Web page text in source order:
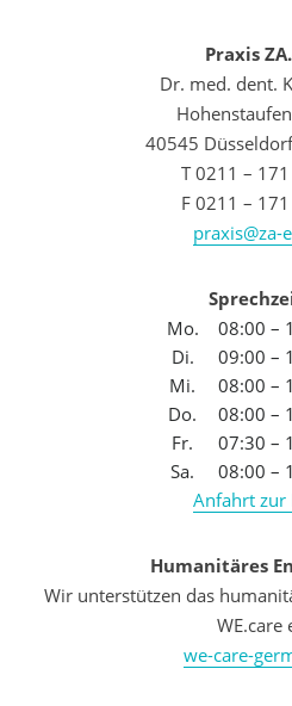
Praxis
Dr. med. dent.
40545
T 0211 –
F 0211 –
praxis@za-
Mo.
08:00 –
Di.
09:00 –
Mi.
08:00 –
Do.
08:00 –
Fr.
07:30 –
Sa.
08:00 –
Anfahrt zur
Humanitäres
Wir unterstützen das
WE.care
we-care-